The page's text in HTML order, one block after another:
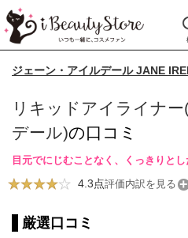
ジェーン・アイルデール JANE
リキッドアイライナ
デール)の口コミ
目元でにじむことなく、くっきりと
4.3点評価内訳を見る
厳選口コミ